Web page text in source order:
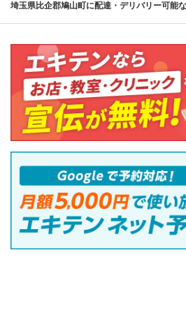
埼玉県比企郡鳩山町に配達・デリバリー可能